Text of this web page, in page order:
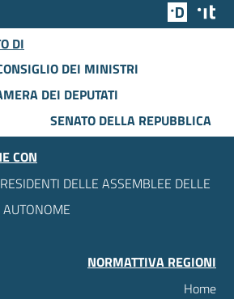
Team
DI
DEI MINISTRI
DEI DEPUTATI
SENATO DELLA REPUBBLICA
CON
DELLE ASSEMBLEE DELLE
NORMATTIVA REGIONI
Home